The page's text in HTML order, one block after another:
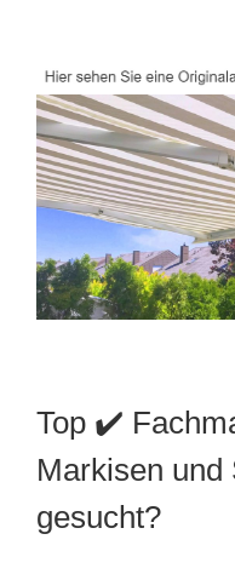
Top ✔️
Markisen und
gesucht?